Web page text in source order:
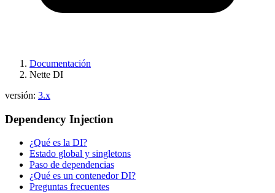
Documentación
Nette DI
versión: 3.x
Dependency Injection
¿Qué es la DI?
Estado global y singletons
Paso de dependencias
¿Qué es un contenedor DI?
Preguntas frecuentes